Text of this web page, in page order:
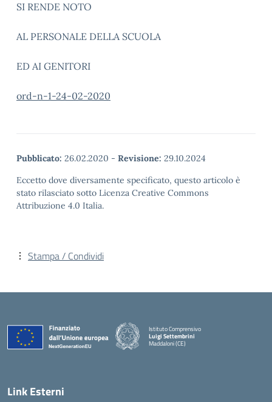
SI RENDE NOTO
AL PERSONALE DELLA SCUOLA
ED AI GENITORI
ord-n-1-24-02-2020
Pubblicato: 26.02.2020 - Revisione: 29.10.2024
Eccetto dove diversamente specificato, questo articolo è
stato rilasciato sotto Licenza Creative Commons
Attribuzione 4.0 Italia.
Stampa / Condividi
Istituto Comprensivo
Luigi Settembrini
Maddaloni (CE)
Link Esterni